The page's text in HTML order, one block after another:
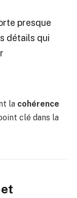
presque
détails qui
la cohérence
clé dans la